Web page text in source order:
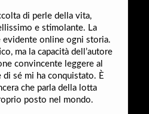
di perle della vita,
e stimolante. La
evidente online ogni storia.
ma la capacità dell’autore
convincente leggere al
di sé mi ha conquistato. È
che parla della lotta
posto nel mondo.